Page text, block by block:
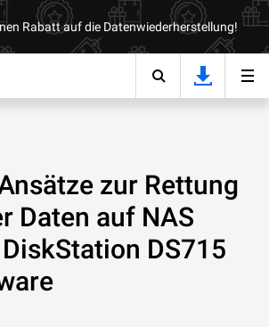
Rabatt auf die Datenwiederherstellung!
zur Rettung
Daten auf NAS
DS715